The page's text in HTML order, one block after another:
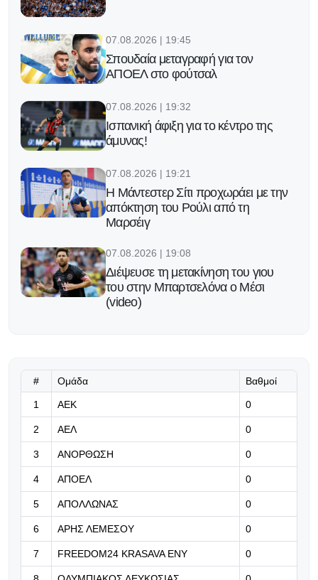
07.08.2026 | 19:45
Σπουδαία μεταγραφή για τον
ΑΠΟΕΛ στο φούτσαλ
07.08.2026 | 19:32
Ισπανική άφιξη για το κέντρο της
άμυνας!
07.08.2026 | 19:21
Η Μάντεστερ Σίτι προχωράει με την
απόκτηση του Ρούλι από τη
Μαρσέιγ
07.08.2026 | 19:08
Διέψευσε τη μετακίνηση του γιου
του στην Μπαρτσελόνα ο Μέσι
(video)
Η εντεκάδα της Καρμιώτισσας
07.08.2026 | 18:37
Επίσημο: Δανεικός στη Φιορεντίνα
από τη Ρεάλ Μαδρίτης ο
Μασταντουόνο
Οι εξετάσεις του Κονομή!
# Ομάδα Βαθμοί
1 ΑΕΚ 0
2 ΑΕΛ 0
3 ΑΝΟΡΘΩΣΗ 0
4 ΑΠΟΕΛ 0
5 ΑΠΟΛΛΩΝΑΣ 0
6 ΑΡΗΣ ΛΕΜΕΣΟΥ 0
7 FREEDOM24 KRASAVA ΕΝΥ 0